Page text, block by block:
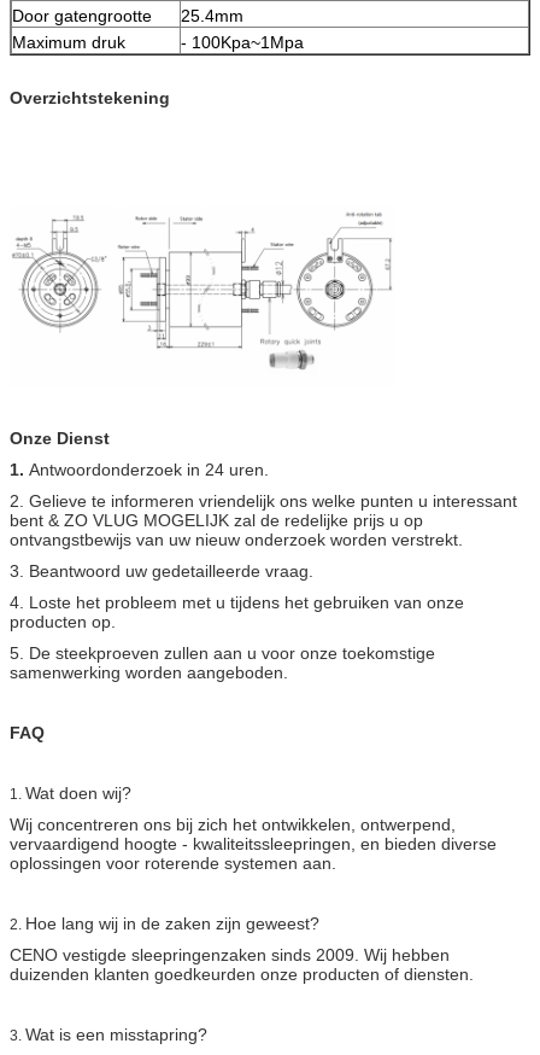
Door gatengrootte
25.4mm
Maximum druk
- 100Kpa~1Mpa
Overzichtstekening
Onze Dienst
1. Antwoordonderzoek in 24 uren.
2. Gelieve te informeren vriendelijk ons welke punten u interessant
bent & ZO VLUG MOGELIJK zal de redelijke prijs u op
ontvangstbewijs van uw nieuw onderzoek worden verstrekt.
3. Beantwoord uw gedetailleerde vraag.
4. Loste het probleem met u tijdens het gebruiken van onze
producten op.
5. De steekproeven zullen aan u voor onze toekomstige
samenwerking worden aangeboden.
FAQ
1. Wat doen wij?
Wij concentreren ons bij zich het ontwikkelen, ontwerpend,
vervaardigend hoogte - kwaliteitssleepringen, en bieden diverse
oplossingen voor roterende systemen aan.
2. Hoe lang wij in de zaken zijn geweest?
CENO vestigde sleepringenzaken sinds 2009. Wij hebben
duizenden klanten goedkeurden onze producten of diensten.
3. Wat is een misstapring?